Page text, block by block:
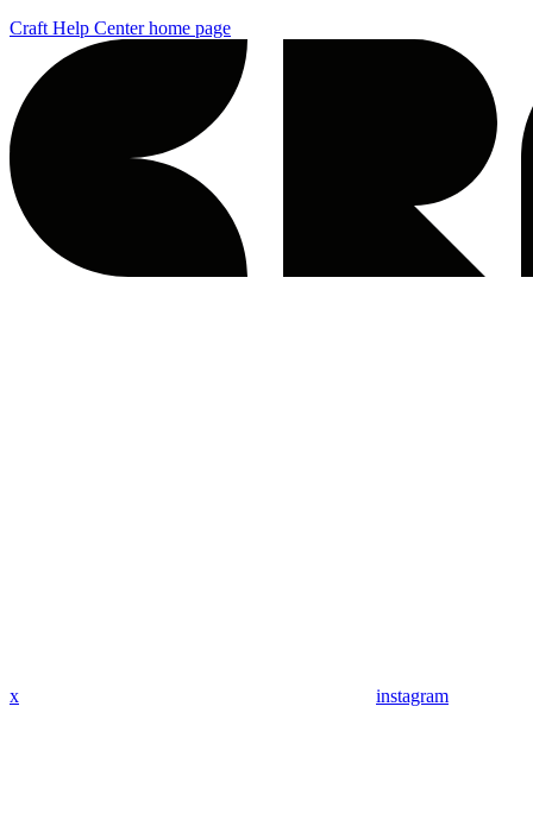
Craft Help Centerhome page
x instagram